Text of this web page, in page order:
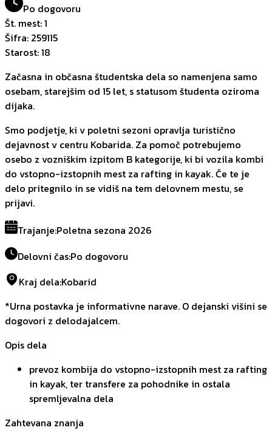
Po dogovoru
Št. mest:1
Šifra: 259115
Starost:18
Začasna in občasna študentska dela so namenjena samo
osebam, starejšim od 15 let, s statusom študenta oziroma
dijaka.
Smo podjetje, ki v poletni sezoni opravlja turistično
dejavnost v centru Kobarida. Za pomoč potrebujemo
osebo z vozniškim izpitom B kategorije, ki bi vozila kombi
do vstopno-izstopnih mest za rafting in kayak. Če te je
delo pritegnilo in se vidiš na tem delovnem mestu, se
prijavi.
Trajanje:Poletna sezona 2026
Delovni čas:Po dogovoru
Kraj dela:Kobarid
*Urna postavka je informativne narave. O dejanski višini se
dogovori z delodajalcem.
Opis dela
prevoz kombija do vstopno-izstopnih mest za rafting
in kayak, ter transfere za pohodnike in ostala
spremljevalna dela
Zahtevana znanja